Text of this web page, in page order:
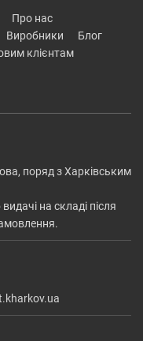
про нас
виробники
блог
клієнтам
поряд з Харківським
на складі після